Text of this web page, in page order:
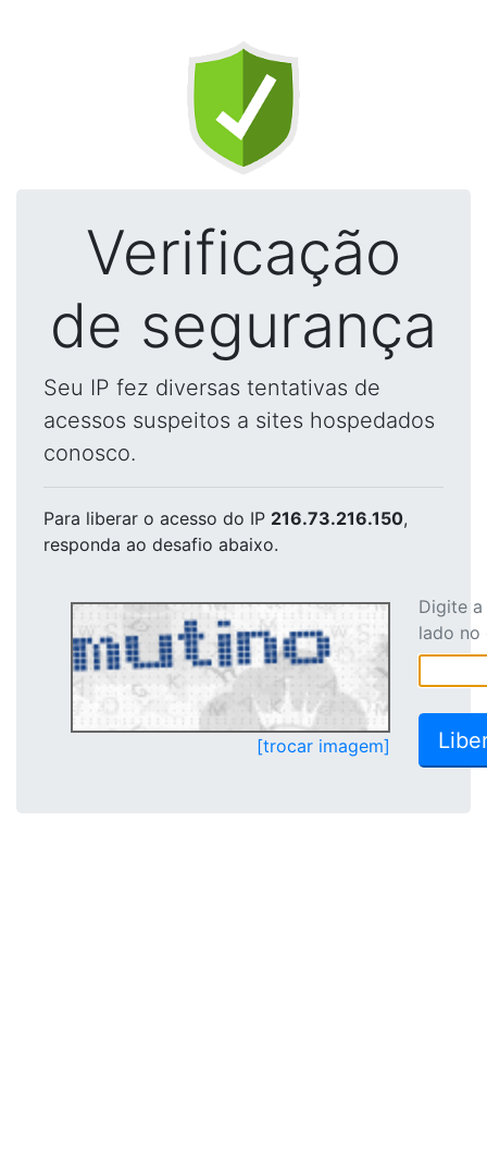
Verificação
de segurança
Seu IP fez diversas tentativas de
acessos suspeitos a sites hospedados
conosco.
Para liberar o acesso do IP 216.73.216.150,
responda ao desafio abaixo.
[trocar imagem]
Digite
lado no